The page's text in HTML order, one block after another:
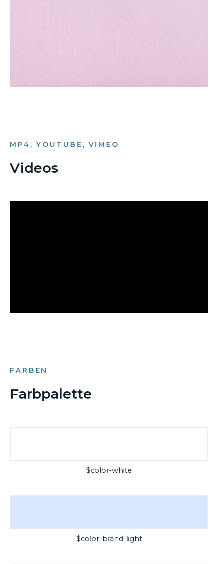
MP4, YOUTUBE, VIMEO
Videos
FARBEN
Farbpalette
$color-white
$color-brand-light